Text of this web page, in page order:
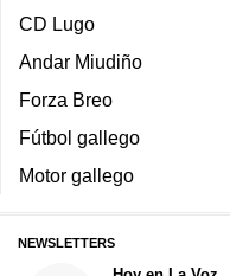
CD Lugo
Andar Miudiño
Forza Breo
Fútbol gallego
Motor gallego
NEWSLETTERS